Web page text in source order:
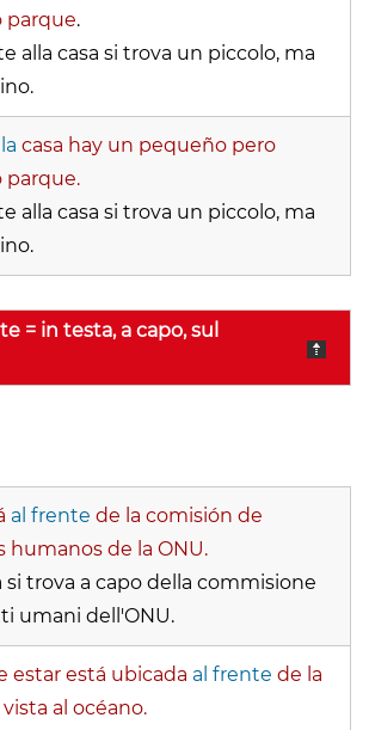
parque.
alla casa si trova un piccolo, ma
casa hay un pequeño pero
parque.
alla casa si trova un piccolo, ma
= in testa, a capo, sul
al frente de la comisión de
humanos de la ONU.
si trova a capo della commisione
umani dell'ONU.
estar está ubicada al frente de la
al océano.